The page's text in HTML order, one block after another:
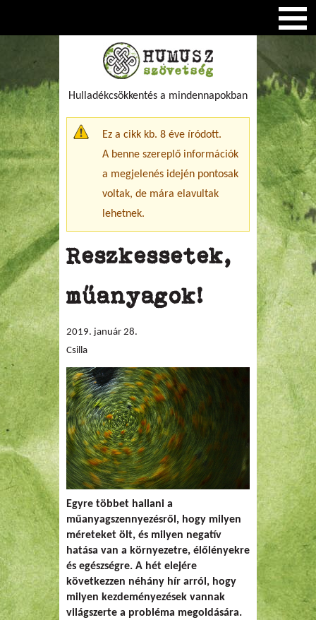
Hulladékcsökkentés a mindennapokban
Figyelmeztető üzenet
Ez a cikk kb. 8 éve íródott.
A benne szereplő információk
a megjelenés idején pontosak
voltak, de mára elavultak
lehetnek.
Reszkessetek,
műanyagok!
2019. január 28.
Csilla
Egyre többet hallani a
műanyagszennyezésről, hogy milyen
méreteket ölt, és milyen negatív
hatása van a környezetre, élőlényekre
és egészségre. A hét elejére
következzen néhány hír arról, hogy
milyen kezdeményezések vannak
világszerte a probléma megoldására.